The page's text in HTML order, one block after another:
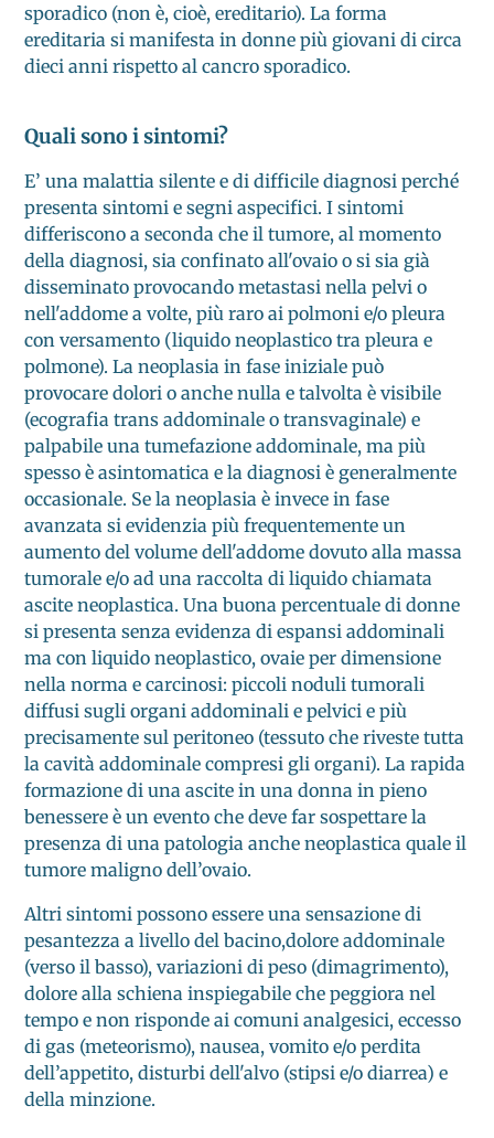
sporadico (non è, cioè, ereditario). La forma
ereditaria si manifesta in donne più giovani di circa
dieci anni rispetto al cancro sporadico.
Quali sono i sintomi?
E’ una malattia silente e di difficile diagnosi perché
presenta sintomi e segni aspecifici. I sintomi
differiscono a seconda che il tumore, al momento
della diagnosi, sia confinato all'ovaio o si sia già
disseminato provocando metastasi nella pelvi o
nell'addome a volte, più raro ai polmoni e/o pleura
con versamento (liquido neoplastico tra pleura e
polmone). La neoplasia in fase iniziale può
provocare dolori o anche nulla e talvolta è visibile
(ecografia trans addominale o transvaginale) e
palpabile una tumefazione addominale, ma più
spesso è asintomatica e la diagnosi è generalmente
occasionale. Se la neoplasia è invece in fase
avanzata si evidenzia più frequentemente un
aumento del volume dell'addome dovuto alla massa
tumorale e/o ad una raccolta di liquido chiamata
ascite neoplastica. Una buona percentuale di donne
si presenta senza evidenza di espansi addominali
ma con liquido neoplastico, ovaie per dimensione
nella norma e carcinosi: piccoli noduli tumorali
diffusi sugli organi addominali e pelvici e più
precisamente sul peritoneo (tessuto che riveste tutta
la cavità addominale compresi gli organi). La rapida
formazione di una ascite in una donna in pieno
benessere è un evento che deve far sospettare la
presenza di una patologia anche neoplastica quale il
tumore maligno dell’ovaio.
Altri sintomi possono essere una sensazione di
pesantezza a livello del bacino,dolore addominale
(verso il basso), variazioni di peso (dimagrimento),
dolore alla schiena inspiegabile che peggiora nel
tempo e non risponde ai comuni analgesici, eccesso
di gas (meteorismo), nausea, vomito e/o perdita
dell’appetito, disturbi dell'alvo (stipsi e/o diarrea) e
della minzione.